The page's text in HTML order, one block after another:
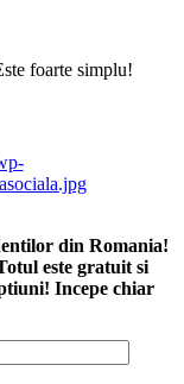
foarte simplu!
din Romania!
este gratuit si
Incepe chiar